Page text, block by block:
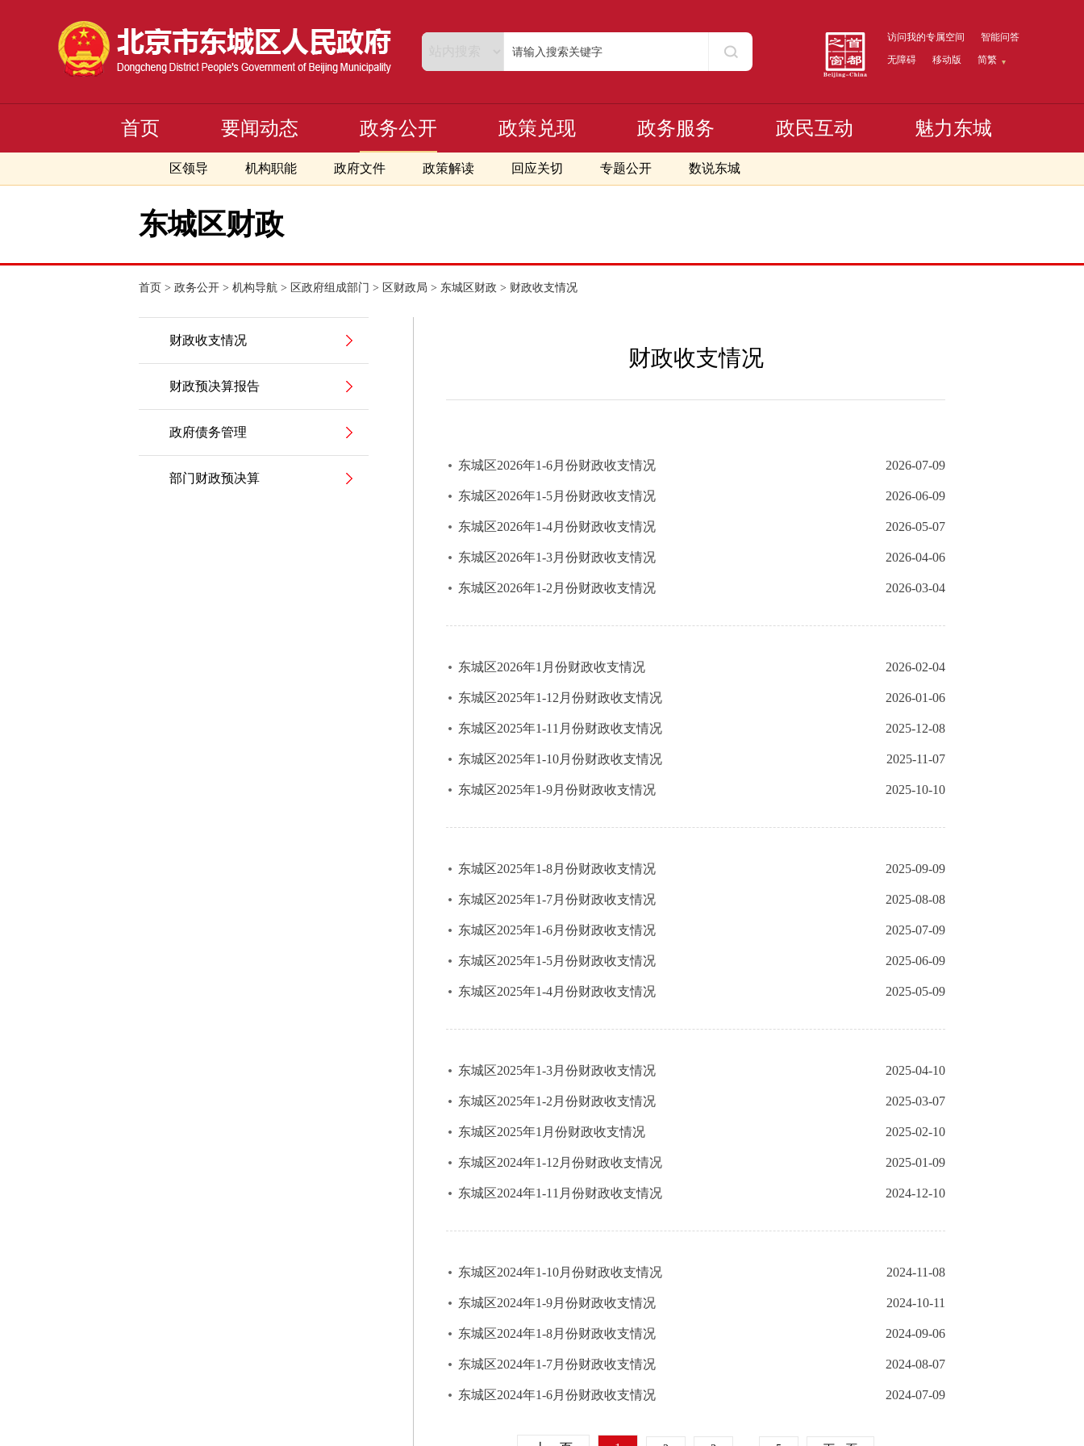
访问我的专属空间
智能问答
无障碍
移动版 简繁
首页 要闻动态 政务公开
区领导 机构职能 政府文件 政策解读 回应关切 专题公开 数说东城
政策兑现 政务服务 政民互动 魅力东城
东城区财政
首页 > 政务公开 > 机构导航 > 区政府组成部门 > 区财政局 > 东城区财政 > 财政收支情况
财政收支情况
财政预决算报告
政府债务管理
部门财政预决算
财政收支情况
东城区2026年1-6月份财政收支情况 2026-07-09
东城区2026年1-5月份财政收支情况 2026-06-09
东城区2026年1-4月份财政收支情况 2026-05-07
东城区2026年1-3月份财政收支情况 2026-04-06
东城区2026年1-2月份财政收支情况 2026-03-04
东城区2026年1月份财政收支情况 2026-02-04
东城区2025年1-12月份财政收支情况 2026-01-06
东城区2025年1-11月份财政收支情况 2025-12-08
东城区2025年1-10月份财政收支情况 2025-11-07
东城区2025年1-9月份财政收支情况 2025-10-10
东城区2025年1-8月份财政收支情况 2025-09-09
东城区2025年1-7月份财政收支情况 2025-08-08
东城区2025年1-6月份财政收支情况 2025-07-09
东城区2025年1-5月份财政收支情况 2025-06-09
东城区2025年1-4月份财政收支情况 2025-05-09
东城区2025年1-3月份财政收支情况 2025-04-10
东城区2025年1-2月份财政收支情况 2025-03-07
东城区2025年1月份财政收支情况 2025-02-10
东城区2024年1-12月份财政收支情况 2025-01-09
东城区2024年1-11月份财政收支情况 2024-12-10
东城区2024年1-10月份财政收支情况 2024-11-08
东城区2024年1-9月份财政收支情况 2024-10-11
东城区2024年1-8月份财政收支情况 2024-09-06
东城区2024年1-7月份财政收支情况 2024-08-07
东城区2024年1-6月份财政收支情况 2024-07-09